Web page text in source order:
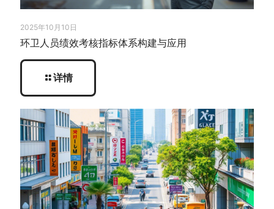
2025年10月10日
环卫人员绩效考核指标体系构建与应用
详情